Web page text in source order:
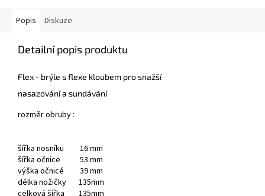
Popis Diskuze
Detailní popis produktu
Flex - brýle s flexe kloubem pro snažší
nasazování a sundávání
rozměr obruby :
šířka nosníku 16 mm
šířka očnice 53 mm
výška očnicé 39 mm
délka nožičky 135mm
celková šířka 135mm